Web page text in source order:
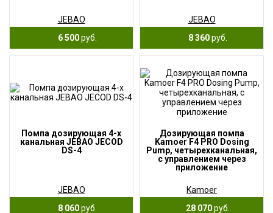
JEBAO
6 500руб.
JEBAO
8 360руб.
Помпа дозирующая 4-х
канальная JEBAO JECOD
DS-4
JEBAO
8 060руб.
Дозирующая помпа
Kamoer F4 PRO Dosing
Pump, четырехканальная,
c управлением через
приложение
Kamoer
28 070руб.